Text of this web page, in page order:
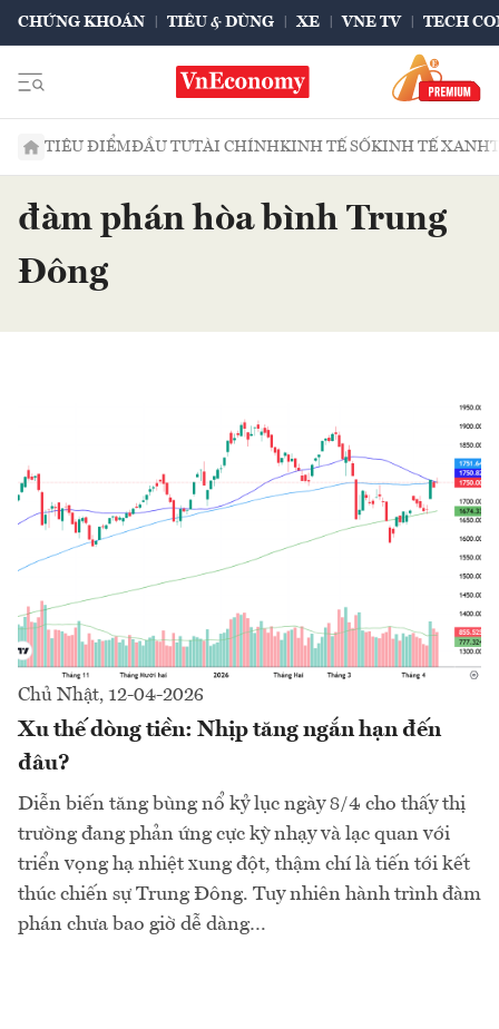
CHỨNG KHOÁN TIÊU & DÙNG XE VNE TV TECH
TIÊU ĐIỂMĐẦU TƯTÀI CHÍNHKINH TẾ SỐKINH TẾ XANH
đàm phán hòa bình Trung
Đông
Chủ Nhật, 12-04-2026
Xu thế dòng tiền: Nhịp tăng ngắn hạn đến
đâu?
Diễn biến tăng bùng nổ kỷ lục ngày 8/4 cho thấy thị
trường đang phản ứng cực kỳ nhạy và lạc quan với
triển vọng hạ nhiệt xung đột, thậm chí là tiến tới kết
thúc chiến sự Trung Đông. Tuy nhiên hành trình đàm
phán chưa bao giờ dễ dàng…